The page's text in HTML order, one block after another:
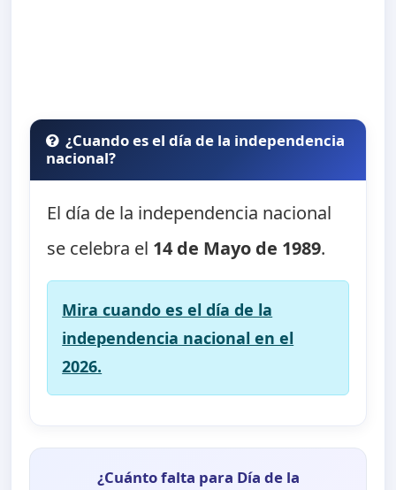
¿Cuando es el día de la independencia
nacional?
El día de la independencia nacional
se celebra el 14 de Mayo de 1989.
Mira cuando es el día de la
independencia nacional en el
2026.
¿Cuánto falta para Día de la